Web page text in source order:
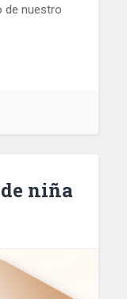
de nuestro
niña